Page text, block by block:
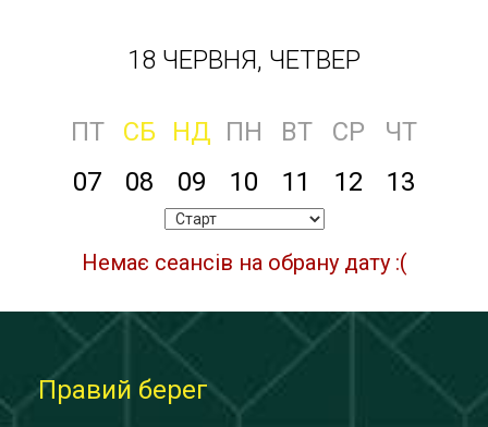
18 ЧЕРВНЯ, ЧЕТВЕР
ПТ СБ НД ПН ВТ СР
ЧТ
07
08 09 10 11 12 13
Немає сеансів на обрану дату :(
Правий берег